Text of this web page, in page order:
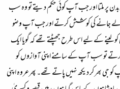
پر ملتا اور جب آپ کوئی حکم دیتے تو وہ سب
جانے کی کوشش کرتے اور جب آپ وضو
کے لیے اس طرح جھپٹتے تھے کہ گویا ایک
تو سب آپ کے سامنے اپنی آوازوں کو
جی بھر کر دیکھ نہیں پاتے تھے۔ پھرعروہ اپنی